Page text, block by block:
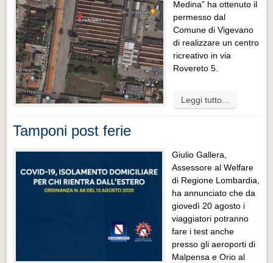
Medina” ha ottenuto il
permesso dal
Comune di Vigevano
di realizzare un centro
ricreativo in via
Rovereto 5.
Leggi tutto...
Tamponi post ferie
Giulio Gallera,
Assessore al Welfare
di Regione Lombardia,
ha annunciato che da
giovedì 20 agosto i
viaggiatori potranno
fare i test anche
presso gli aeroporti di
Malpensa e Orio al